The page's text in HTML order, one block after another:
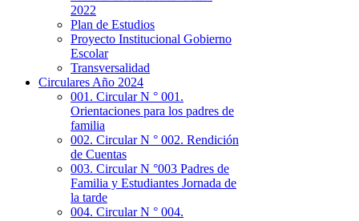
2022
Plan de Estudios
Proyecto Institucional Gobierno
Escolar
Transversalidad
Circulares Año 2024
001. Circular N ° 001.
Orientaciones para los padres de
familia
002. Circular N ° 002. Rendición
de Cuentas
003. Circular N °003 Padres de
Familia y Estudiantes Jornada de
la tarde
004. Circular N ° 004.